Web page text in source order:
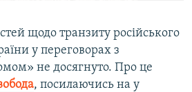
щодо транзиту російського
у переговорах з
не досягнуто. Про це
, посилаючись на у